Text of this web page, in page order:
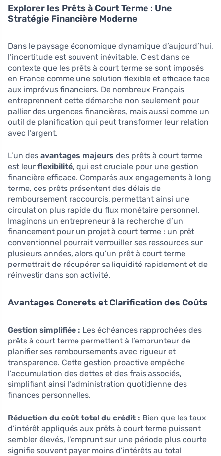
Explorer les Prêts à Court Terme : Une
Stratégie Financière Moderne
Dans le paysage économique dynamique d’aujourd’hui,
l’incertitude est souvent inévitable. C’est dans ce
contexte que les prêts à court terme se sont imposés
en France comme une solution flexible et efficace face
aux imprévus financiers. De nombreux Français
entreprennent cette démarche non seulement pour
pallier des urgences financières, mais aussi comme un
outil de planification qui peut transformer leur relation
avec l’argent.
L’un des avantages majeurs des prêts à court terme
est leur flexibilité, qui est cruciale pour une gestion
financière efficace. Comparés aux engagements à long
terme, ces prêts présentent des délais de
remboursement raccourcis, permettant ainsi une
circulation plus rapide du flux monétaire personnel.
Imaginons un entrepreneur à la recherche d’un
financement pour un projet à court terme : un prêt
conventionnel pourrait verrouiller ses ressources sur
plusieurs années, alors qu’un prêt à court terme
permettrait de récupérer sa liquidité rapidement et de
réinvestir dans son activité.
Avantages Concrets et Clarification des Coûts
Gestion simplifiée : Les échéances rapprochées des
prêts à court terme permettent à l’emprunteur de
planifier ses remboursements avec rigueur et
transparence. Cette gestion proactive empêche
l’accumulation des dettes et des frais associés,
simplifiant ainsi l’administration quotidienne des
finances personnelles.
Réduction du coût total du crédit : Bien que les taux
d’intérêt appliqués aux prêts à court terme puissent
sembler élevés, l’emprunt sur une période plus courte
signifie souvent payer moins d’intérêts au total